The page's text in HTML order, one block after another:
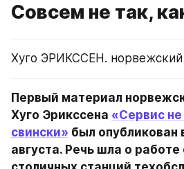
Совсем не так,
Хуго ЭРИКССЕН.
Первый материал
Хуго Эрикссена «Сервис
свински» был опубликован
августа. Речь шла о работе